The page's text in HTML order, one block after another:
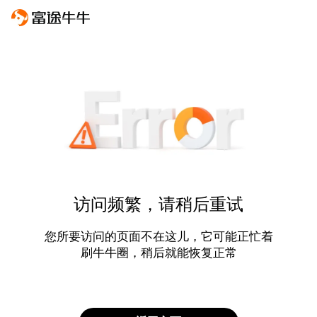
访问频繁，请稍后重试
您所要访问的页面不在这儿，它可能正忙着
刷牛牛圈，稍后就能恢复正常